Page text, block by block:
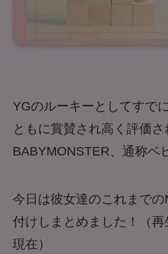
YGのルーキーとしてすで
ともに賞賛され高く評価さ
BABYMONSTER、通称ベ
今日は彼女達のこれまで
付けしまとめました！（
現在）